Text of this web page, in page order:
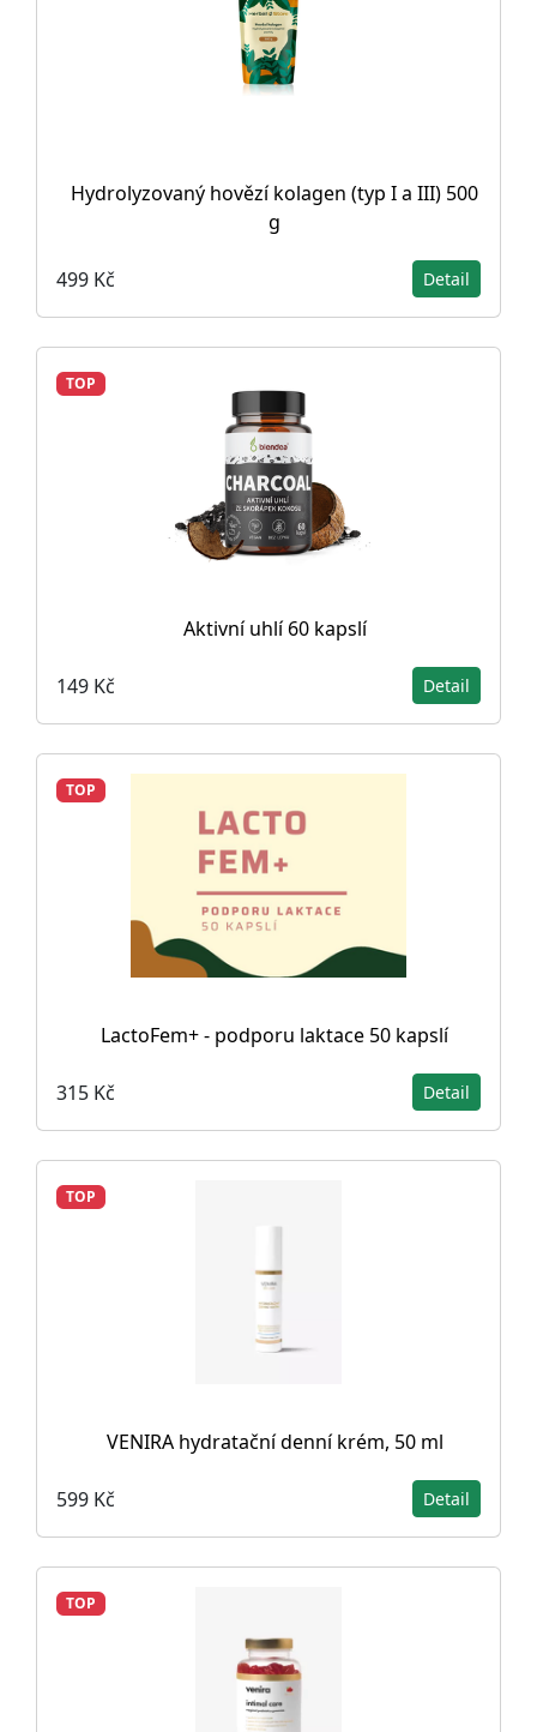
Hydrolyzovaný hovězí kolagen (typ I a III) 500
g
499 Kč Detail
TOP
Aktivní uhlí 60 kapslí
149 Kč Detail
TOP
LactoFem+ - podporu laktace 50 kapslí
315 Kč Detail
TOP
VENIRA hydratační denní krém, 50 ml
599 Kč Detail
TOP